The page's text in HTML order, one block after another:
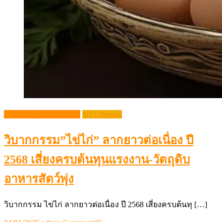
ข่าว (News)
วิบากกรรม”ไข่ไก่” ลากยาวต่อเนื่อง ปี
2568 เสี่ยงครบต้นทุนแรงงาน-วัตถุดิบ
อาหารสัตว์พุ่ง
วิบากกรรม ไข่ไก่ ลากยาวต่อเนื่อง ปี 2568 เสี่ยงครบต้นทุ […]